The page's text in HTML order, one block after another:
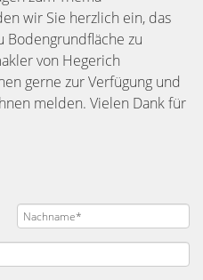
wir Sie herzlich ein, das
Bodengrundfläche zu
von Hegerich
gerne zur Verfügung und
melden. Vielen Dank für